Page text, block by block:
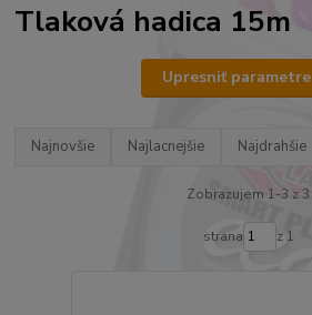
Tlaková hadica 15m
Upresniť parametre
Najnovšie Najlacnejšie Najdrahšie
Zobrazujem 1-3 z 3
strana z 1